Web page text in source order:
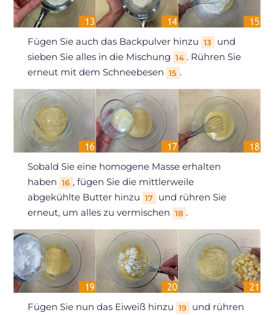
Fügen Sie auch das Backpulver hinzu 13
und
sieben Sie alles in die Mischung 14 . Rühren Sie
erneut mit dem Schneebesen 15 .
Sobald Sie eine homogene Masse erhalten
haben 16 , fügen Sie die mittlerweile
abgekühlte Butter hinzu 17
und rühren Sie
erneut, um alles zu vermischen 18 .
Fügen Sie nun das Eiweiß hinzu 19
und rühren